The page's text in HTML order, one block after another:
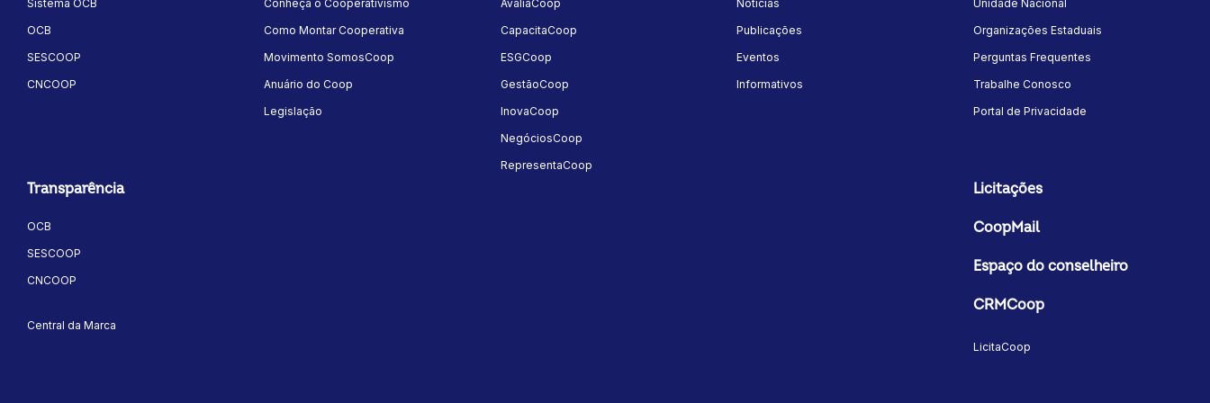
Sistema OCB
OCB
SESCOOP
CNCOOP
Conheça o Cooperativismo
Como Montar Cooperativa
Movimento SomosCoop
Anuário do Coop
Legislação
AvaliaCoop
CapacitaCoop
ESGCoop
GestãoCoop
InovaCoop
NegóciosCoop
RepresentaCoop
Notícias
Publicações
Eventos
Informativos
Unidade Nacional
Organizações Estaduais
Perguntas Frequentes
Trabalhe Conosco
Portal de Privacidade
Transparência
OCB
SESCOOP
CNCOOP
Central da Marca
Licitações
CoopMail
Espaço do conselheiro
CRMCoop
LicitaCoop